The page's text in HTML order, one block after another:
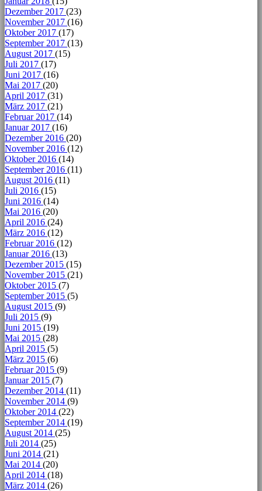
Dezember 2017 (23)
November 2017 (16)
Oktober 2017 (17)
September 2017 (13)
August 2017 (15)
Juli 2017 (17)
Juni 2017 (16)
Mai 2017 (20)
April 2017 (31)
März 2017 (21)
Februar 2017 (14)
Januar 2017 (16)
Dezember 2016 (20)
November 2016 (12)
Oktober 2016 (14)
September 2016 (11)
August 2016 (11)
Juli 2016 (15)
Juni 2016 (14)
Mai 2016 (20)
April 2016 (24)
März 2016 (12)
Februar 2016 (12)
Januar 2016 (13)
Dezember 2015 (15)
November 2015 (21)
Oktober 2015 (7)
September 2015 (5)
August 2015 (9)
Juli 2015 (9)
Juni 2015 (19)
Mai 2015 (28)
April 2015 (5)
März 2015 (6)
Februar 2015 (9)
Januar 2015 (7)
Dezember 2014 (11)
November 2014 (9)
Oktober 2014 (22)
September 2014 (19)
August 2014 (25)
Juli 2014 (25)
Juni 2014 (21)
Mai 2014 (20)
April 2014 (18)
März 2014 (26)